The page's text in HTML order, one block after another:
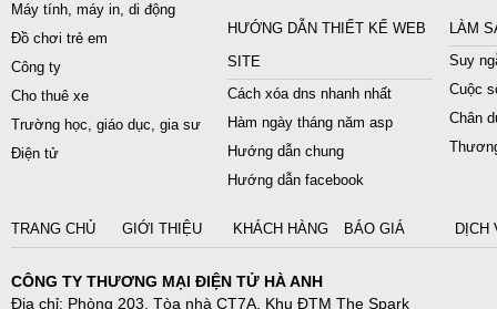
Máy tính, máy in, di động
Đồ chơi trẻ em
Công ty
Cho thuê xe
Trường học, giáo dục, gia sư
Điện tử
HƯỚNG DẪN THIẾT KẾ WEB
SITE
Cách xóa dns nhanh nhất
Hàm ngày tháng năm asp
Hướng dẫn chung
Hướng dẫn facebook
LÀM
Suy
Cuộc
Chân
TRANG CHỦ GIỚI THIỆU KHÁCH HÀNG BÁO GIÁ DỊCH
CÔNG TY THƯƠNG MẠI ĐIỆN TỬ HÀ ANH
Địa chỉ: Phòng 203, Tòa nhà CT7A, Khu ĐTM The Spark